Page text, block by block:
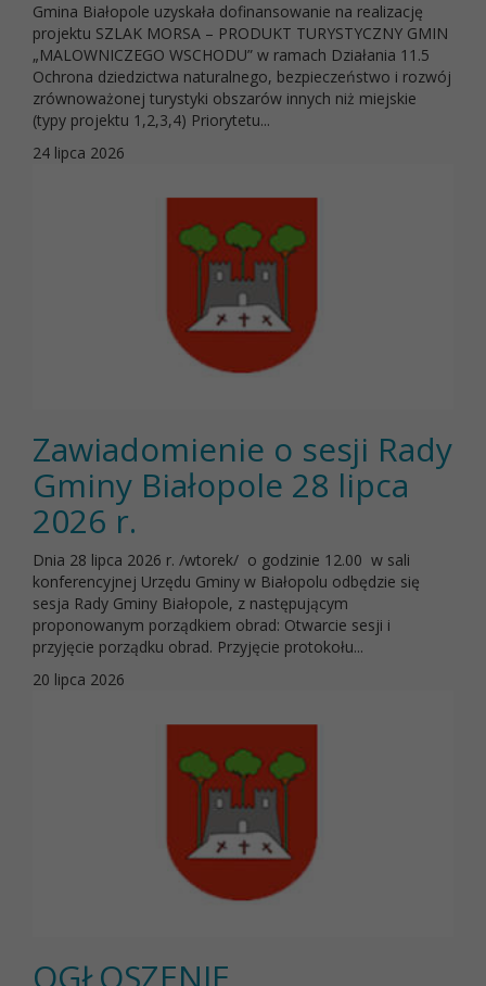
Gmina Białopole uzyskała dofinansowanie na realizację
projektu SZLAK MORSA – PRODUKT TURYSTYCZNY GMIN
„MALOWNICZEGO WSCHODU” w ramach Działania 11.5
Ochrona dziedzictwa naturalnego, bezpieczeństwo i rozwój
zrównoważonej turystyki obszarów innych niż miejskie
(typy projektu 1,2,3,4) Priorytetu...
24 lipca 2026
Zawiadomienie o sesji Rady
Gminy Białopole 28 lipca
2026 r.
Dnia 28 lipca 2026 r. /wtorek/ o godzinie 12.00 w sali
konferencyjnej Urzędu Gminy w Białopolu odbędzie się
sesja Rady Gminy Białopole, z następującym
proponowanym porządkiem obrad: Otwarcie sesji i
przyjęcie porządku obrad. Przyjęcie protokołu...
20 lipca 2026
OGŁOSZENIE